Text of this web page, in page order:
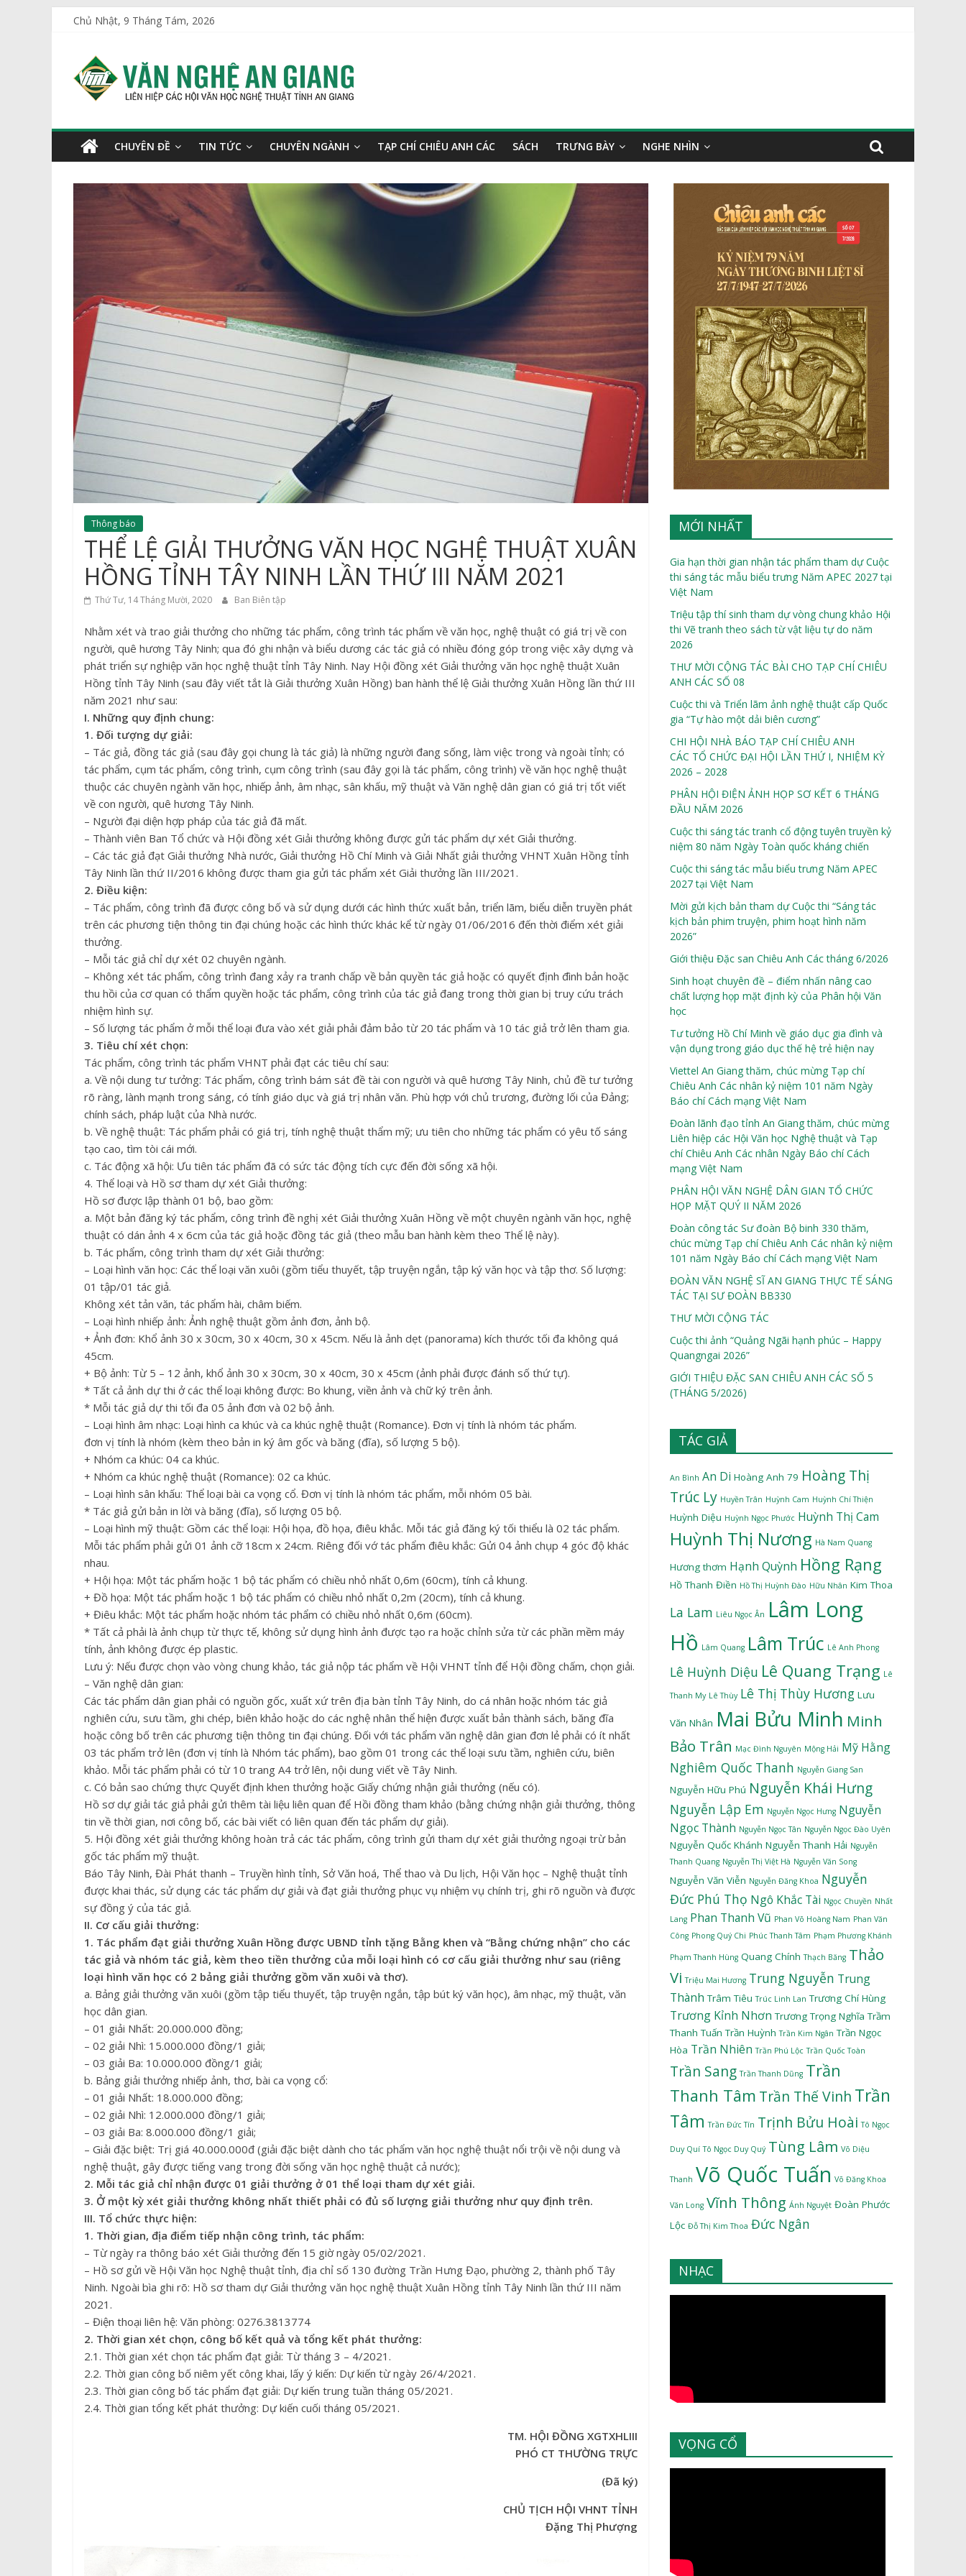
Chủ Nhật, 9 Tháng Tám, 2026
VĂN
NGHỆ
AN
GIANG
học
Nghệ
thuật
tỉnh
An
Giang
CHUYÊN ĐỀ TIN TỨC CHUYÊN NGÀNH TẠP CHÍ CHIÊU ANH CÁC SÁCH TRƯNG BÀY NGHE NHÌN
Thông báo
THỂ LỆ GIẢI THƯỞNG VĂN HỌC NGHỆ THUẬT XUÂN
HỒNG TỈNH TÂY NINH LẦN THỨ III NĂM 2021
Thứ Tư, 14 Tháng Mười, 2020 Ban Biên tập
Nhằm xét và trao giải thưởng cho những tác phẩm, công trình tác phẩm về văn học, nghệ thuật có giá trị về con
người, quê hương Tây Ninh; qua đó ghi nhận và biểu dương các tác giả có nhiều đóng góp trong việc xây dựng và
phát triển sự nghiệp văn học nghệ thuật tỉnh Tây Ninh. Nay Hội đồng xét Giải thưởng văn học nghệ thuật Xuân
Hồng tỉnh Tây Ninh (sau đây viết tắt là Giải thưởng Xuân Hồng) ban hành thể lệ Giải thưởng Xuân Hồng lần thứ III
năm 2021 như sau:
I. Những quy định chung:
1. Đối tượng dự giải:
– Tác giả, đồng tác giả (sau đây gọi chung là tác giả) là những người đang sống, làm việc trong và ngoài tỉnh; có
tác phẩm, cụm tác phẩm, công trình, cụm công trình (sau đây gọi là tác phẩm, công trình) về văn học nghệ thuật
thuộc các chuyên ngành văn học, nhiếp ảnh, âm nhạc, sân khấu, mỹ thuật và Văn nghệ dân gian có giá trị tốt viết
về con người, quê hương Tây Ninh.
– Người đại diện hợp pháp của tác giả đã mất.
– Thành viên Ban Tổ chức và Hội đồng xét Giải thưởng không được gửi tác phẩm dự xét Giải thưởng.
– Các tác giả đạt Giải thưởng Nhà nước, Giải thưởng Hồ Chí Minh và Giải Nhất giải thưởng VHNT Xuân Hồng tỉnh
Tây Ninh lần thứ II/2016 không được tham gia gửi tác phẩm xét Giải thưởng lần III/2021.
2. Điều kiện:
– Tác phẩm, công trình đã được công bố và sử dụng dưới các hình thức xuất bản, triển lãm, biểu diễn truyền phát
trên các phương tiện thông tin đại chúng hoặc các hình thức khác kể từ ngày 01/06/2016 đến thời điểm xét giải
thưởng.
– Mỗi tác giả chỉ dự xét 02 chuyên ngành.
– Không xét tác phẩm, công trình đang xảy ra tranh chấp về bản quyền tác giả hoặc có quyết định đình bản hoặc
thu hồi của cơ quan có thẩm quyền hoặc tác phẩm, công trình của tác giả đang trong thời gian bị truy cứu trách
nhiệm hình sự.
– Số lượng tác phẩm ở mỗi thể loại đưa vào xét giải phải đảm bảo từ 20 tác phẩm và 10 tác giả trở lên tham gia.
3. Tiêu chí xét chọn:
Tác phẩm, công trình tác phẩm VHNT phải đạt các tiêu chí sau:
a. Về nội dung tư tưởng: Tác phẩm, công trình bám sát đề tài con người và quê hương Tây Ninh, chủ đề tư tưởng
rõ ràng, lành mạnh trong sáng, có tính giáo dục và giá trị nhân văn. Phù hợp với chủ trương, đường lối của Đảng;
chính sách, pháp luật của Nhà nước.
b. Về nghệ thuật: Tác phẩm phải có giá trị, tính nghệ thuật thẩm mỹ; ưu tiên cho những tác phẩm có yêu tố sáng
tạo cao, tìm tòi cái mới.
c. Tác động xã hội: Ưu tiên tác phẩm đã có sức tác động tích cực đến đời sống xã hội.
4. Thể loại và Hồ sơ tham dự xét Giải thưởng:
Hồ sơ được lập thành 01 bộ, bao gồm:
a. Một bản đăng ký tác phẩm, công trình đề nghị xét Giải thưởng Xuân Hồng về một chuyên ngành văn học, nghệ
thuật có dán ảnh 4 x 6cm của tác giả hoặc đồng tác giả (theo mẫu ban hành kèm theo Thể lệ này).
b. Tác phẩm, công trình tham dự xét Giải thưởng:
– Loại hình văn học: Các thể loại văn xuôi (gồm tiểu thuyết, tập truyện ngắn, tập ký văn học và tập thơ. Số lượng:
01 tập/01 tác giả.
Không xét tản văn, tác phẩm hài, châm biếm.
– Loại hình nhiếp ảnh: Ảnh nghệ thuật gồm ảnh đơn, ảnh bộ.
+ Ảnh đơn: Khổ ảnh 30 x 30cm, 30 x 40cm, 30 x 45cm. Nếu là ảnh dẹt (panorama) kích thước tối đa không quá
45cm.
+ Bộ ảnh: Từ 5 – 12 ảnh, khổ ảnh 30 x 30cm, 30 x 40cm, 30 x 45cm (ảnh phải được đánh số thứ tự).
* Tất cả ảnh dự thi ở các thể loại không được: Bo khung, viền ảnh và chữ ký trên ảnh.
* Mỗi tác giả dự thi tối đa 05 ảnh đơn và 02 bộ ảnh.
– Loại hình âm nhạc: Loại hình ca khúc và ca khúc nghệ thuật (Romance). Đơn vị tính là nhóm tác phẩm.
đơn vị tính là nhóm (kèm theo bản in ký âm gốc và băng (đĩa), số lượng 5 bộ).
+ Nhóm ca khúc: 04 ca khúc.
+ Nhóm ca khúc nghệ thuật (Romance): 02 ca khúc.
– Loại hình sân khấu: Thể loại bài ca vọng cổ. Đơn vị tính là nhóm tác phẩm, mỗi nhóm 05 bài.
* Tác giả gửi bản in lời và băng (đĩa), số lượng 05 bộ.
– Loại hình mỹ thuật: Gồm các thể loại: Hội họa, đồ họa, điêu khắc. Mỗi tác giả đăng ký tối thiểu là 02 tác phẩm.
Mỗi tác phẩm phải gửi 01 ảnh cỡ 18cm x 24cm. Riêng đối vớ tác phẩm điêu khắc: Gửi 04 ảnh chụp 4 góc độ khác
nhau.
+ Hội họa: Một tác phẩm hoặc 1 bộ tác phẩm có chiều nhỏ nhất 0,6m (60cm), tính cả khung.
+ Đồ họa: Một tác phẩm hoặc 1 bộ tác phẩm có chiều nhỏ nhất 0,2m (20cm), tính cả khung.
+ Điêu khắc: Một tác phẩm hoặc nhóm tác phẩm có chiều nhỏ nhất 0,6m (60cm).
* Tất cả phải là ảnh chụp từ thực tế, không sử dụng hình ảnh được tạo ra hoặc chỉnh sửa từ các phần mềm máy
tính, ảnh không được ép plastic.
Lưu ý: Nếu được chọn vào vòng chung khảo, tác giả nộp tác phẩm về Hội VHNT tỉnh để Hội đồng chấm, chọn giải.
– Văn nghệ dân gian:
Các tác phẩm dân gian phải có nguồn gốc, xuất xứ trên địa bàn tỉnh Tây Ninh, do cá nhân hoặc nhóm tác giả
nghiên cứu, sưu tầm, ghi chép, biên khảo hoặc do các nghệ nhân thể hiện được xuất bản thành sách, băng đĩa
hoặc công bố trên các phương tiện thông tin đại chúng. Đối với tác phẩm văn nghệ dân gian đơn lẻ phải có ít nhất
03 tác phẩm trở lên (đơn vị tính là Nhóm tác phẩm), bao gồm 01 trong các thể loại sưu tầm, nghiên cứu, biên
khảo. Mỗi tác phẩm phải có từ 10 trang A4 trở lên, nội dung viết về Tây Ninh.
c. Có bản sao chứng thực Quyết định khen thưởng hoặc Giấy chứng nhận giải thưởng (nếu có).
Hồ sơ dự giải tác giả phải gửi thêm tài liệu liên quan để Hồi đồng tham khảo (bằng chứng nhận giải thưởng, thông
tin về thời gian, nơi công bố, các bài viết có liên quan đến tác phẩm dự giải).
5. Hội đồng xét giải thưởng không hoàn trả các tác phẩm, công trình gửi tham dự xét giải thưởng ngoại trừ bản
gốc tác phẩm mỹ thuật.
Báo Tây Ninh, Đài Phát thanh – Truyền hình tỉnh, Sở Văn hoá, Thể thao và Du lịch, Hội Văn học – Nghệ thuật tỉnh
được khai thác, sử dụng các tác phẩm dự giải và đạt giải thưởng phục vụ nhiệm vụ chính trị, ghi rõ nguồn và được
sự đồng ý của tác giả.
II. Cơ cấu giải thưởng:
1. Tác phẩm đạt giải thưởng Xuân Hồng được UBND tỉnh tặng Bằng khen và “Bằng chứng nhận” cho các
tác giả và nhóm tác giả, kèm theo tiền thưởng của mỗi loại hình có cơ cấu giải thưởng như sau (riêng
loại hình văn học có 2 bảng giải thưởng gồm văn xuôi và thơ).
a. Bảng giải thưởng văn xuôi (gồm tập tiểu thuyết, tập truyện ngắn, tập bút ký văn học), âm nhạc, mỹ thuật, văn
học dân gian.
– 01 giải Nhất: 20.000.000 đồng;
– 02 giải Nhì: 15.000.000 đồng/1 giải;
– 03 giải Ba: 10.000.000 đồng/1 giải;
b. Bảng giải thưởng nhiếp ảnh, thơ, bài ca vọng cổ:
– 01 giải Nhất: 18.000.000 đồng;
– 02 giải Nhì: 12.000.000 đồng/1 giải;
– 03 giải Ba: 8.000.000 đồng/1 giải;
– Giải đặc biệt: Trị giá 40.000.000đ (giải đặc biệt dành cho tác phẩm văn học nghệ thuật nổi trội về nội dung và
nghệ thuật, gây được tiếng vang trong đời sống văn học nghệ thuật cả nước);
2. Mỗi tác giả chỉ nhận được 01 giải thưởng ở 01 thể loại tham dự xét giải.
3. Ở một kỳ xét giải thưởng không nhất thiết phải có đủ số lượng giải thưởng như quy định trên.
III. Tổ chức thực hiện:
1. Thời gian, địa điểm tiếp nhận công trình, tác phẩm:
– Từ ngày ra thông báo xét Giải thưởng đến 15 giờ ngày 05/02/2021.
– Hồ sơ gửi về Hội Văn học Nghệ thuật tỉnh, địa chỉ số 130 đường Trần Hưng Đạo, phường 2, thành phố Tây
Ninh. Ngoài bìa ghi rõ: Hồ sơ tham dự Giải thưởng văn học nghệ thuật Xuân Hồng tỉnh Tây Ninh lần thứ III năm
2021.
– Điện thoại liên hệ: Văn phòng: 0276.3813774
2. Thời gian xét chọn, công bố kết quả và tổng kết phát thưởng:
2.1. Thời gian xét chọn tác phẩm đạt giải: Từ tháng 3 – 4/2021.
2.2. Thời gian công bố niêm yết công khai, lấy ý kiến: Dự kiến từ ngày 26/4/2021.
2.3. Thời gian công bố tác phẩm đạt giải: Dự kiến trung tuần tháng 05/2021.
2.4. Thời gian tổng kết phát thưởng: Dự kiến cuối tháng 05/2021.
TM. HỘI ĐỒNG XGTXHLIII
PHÓ CT THƯỜNG TRỰC
(Đã ký)
CHỦ TỊCH HỘI VHNT TỈNH
Đặng Thị Phượng
MỚI NHẤT
Gia hạn thời gian nhận tác phẩm tham dự Cuộc
thi sáng tác mẫu biểu trưng Năm APEC 2027 tại
Việt Nam
Triệu tập thí sinh tham dự vòng chung khảo Hội
thi Vẽ tranh theo sách từ vật liệu tự do năm
2026
THƯ MỜI CỘNG TÁC BÀI CHO TẠP CHÍ CHIÊU
ANH CÁC SỐ 08
Cuộc thi và Triển lãm ảnh nghệ thuật cấp Quốc
gia “Tự hào một dải biên cương”
CHI HỘI NHÀ BÁO TẠP CHÍ CHIÊU ANH
CÁC TỔ CHỨC ĐẠI HỘI LẦN THỨ I, NHIỆM KỲ
2026 – 2028
PHÂN HỘI ĐIỆN ẢNH HỌP SƠ KẾT 6 THÁNG
ĐẦU NĂM 2026
Cuộc thi sáng tác tranh cổ động tuyên truyền kỷ
niệm 80 năm Ngày Toàn quốc kháng chiến
Cuộc thi sáng tác mẫu biểu trưng Năm APEC
2027 tại Việt Nam
Mời gửi kịch bản tham dự Cuộc thi “Sáng tác
kịch bản phim truyện, phim hoạt hình năm
2026”
Giới thiệu Đặc san Chiêu Anh Các tháng 6/2026
Sinh hoạt chuyên đề – điểm nhấn nâng cao
chất lượng họp mặt định kỳ của Phân hội Văn
học
Tư tưởng Hồ Chí Minh về giáo dục gia đình và
vận dụng trong giáo dục thế hệ trẻ hiện nay
Viettel An Giang thăm, chúc mừng Tạp chí
Chiêu Anh Các nhân kỷ niệm 101 năm Ngày
Báo chí Cách mạng Việt Nam
Đoàn lãnh đạo tỉnh An Giang thăm, chúc mừng
Liên hiệp các Hội Văn học Nghệ thuật và Tạp
chí Chiêu Anh Các nhân Ngày Báo chí Cách
mạng Việt Nam
PHÂN HỘI VĂN NGHỆ DÂN GIAN TỔ CHỨC
HỌP MẶT QUÝ II NĂM 2026
Đoàn công tác Sư đoàn Bộ binh 330 thăm,
chúc mừng Tạp chí Chiêu Anh Các nhân kỷ niệm
101 năm Ngày Báo chí Cách mạng Việt Nam
ĐOÀN VĂN NGHỆ SĨ AN GIANG THỰC TẾ SÁNG
TÁC TẠI SƯ ĐOÀN BB330
THƯ MỜI CỘNG TÁC
Cuộc thi ảnh “Quảng Ngãi hạnh phúc – Happy
Quangngai 2026”
GIỚI THIỆU ĐẶC SAN CHIÊU ANH CÁC SỐ 5
(THÁNG 5/2026)
TÁC GIẢ
An Bình An Di Hoàng Anh 79 Hoàng Thị
Trúc Ly Huyền Trân Huỳnh Cam Huỳnh Chí Thiện
Huỳnh Diệu Huỳnh Ngọc Phước Huỳnh Thị Cam
Huỳnh Thị Nương Hà Nam Quang
Hương thơm Hạnh Quỳnh Hồng Rạng
Hồ Thanh Điền Hồ Thị Huỳnh Đào Hữu Nhân Kim Thoa
La Lam Liêu Ngọc Ân Lâm Long
Hồ Lâm Quang Lâm Trúc Lê Anh Phong
Lê Huỳnh Diệu Lê Quang Trạng Lê
Thanh My Lê Thùy Lê Thị Thùy Hương Lưu
Văn Nhân Mai Bửu Minh Minh
Bảo Trân Mạc Đình Nguyên Mộng Hải Mỹ Hằng
Nghiêm Quốc Thanh Nguyễn Giang San
Nguyễn Hữu Phú Nguyễn Khái Hưng
Nguyễn Lập Em Nguyễn Ngọc Hưng Nguyễn
Ngọc Thành Nguyễn Ngọc Tân Nguyễn Ngọc Đào Uyên
Nguyễn Quốc Khánh Nguyễn Thanh Hải Nguyễn
Thanh Quang Nguyễn Thị Việt Hà Nguyễn Văn Song
Nguyễn Văn Viễn Nguyễn Đăng Khoa Nguyễn
Đức Phú Thọ Ngô Khắc Tài Ngọc Chuyền Nhất
Lang Phan Thanh Vũ Phan Võ Hoàng Nam Phan Văn
Công Phong Quý Chi Phúc Thanh Tâm Phạm Phương Khánh
Phạm Thanh Hùng Quang Chính Thạch Băng Thảo
Vi Triệu Mai Hương Trung Nguyễn Trung
Thành Trâm Tiêu Trúc Linh Lan Trương Chí Hùng
Trương Kỉnh Nhơn Trương Trọng Nghĩa Trầm
Thanh Tuấn Trần Huỳnh Trần Kim Ngân Trần Ngọc
Hòa Trần Nhiên Trần Phú Lộc Trần Quốc Toàn
Trần Sang Trần Thanh Dũng Trần
Thanh Tâm Trần Thế Vinh Trần
Tâm Trần Đức Tín Trịnh Bửu Hoài Tô Ngọc
Duy Quí Tô Ngọc Duy Quý Tùng Lâm Võ Diệu
Thanh Võ Quốc Tuấn Võ Đăng Khoa
Văn Long Vĩnh Thông Ánh Nguyệt Đoàn Phước
Lộc Đỗ Thị Kim Thoa Đức Ngân
NHẠC
VỌNG CỔ